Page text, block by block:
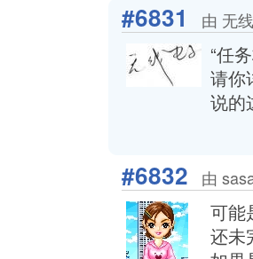
#6831 由 无
“任
请你
说的
#6832 由
可能
还未